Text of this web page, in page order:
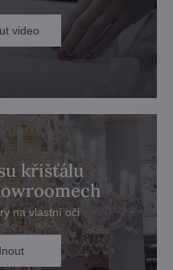
video
křišťálu
na vlastní oči